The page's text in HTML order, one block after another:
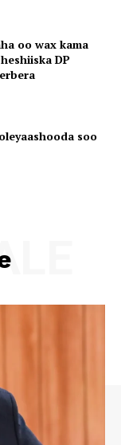
oo wax kama
DP
soo